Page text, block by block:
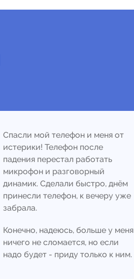
Спасли мой телефон и меня от
истерики! Телефон после
падения перестал работать
микрофон и разговорный
динамик. Сделали быстро, днём
принесли телефон, к вечеру уже
забрала.
Конечно, надеюсь, больше у меня
ничего не сломается, но если
надо будет - приду только к ним.